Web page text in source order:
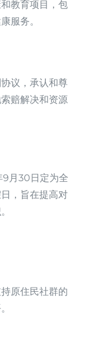
教育项目，包
服务。
议，承认和尊
赔解决和资源
9月30日定为全
，旨在提高对
原住民社群的